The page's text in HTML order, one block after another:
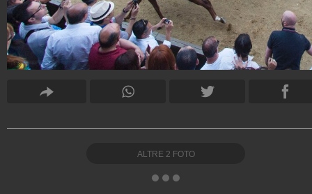
ALTRE 2 FOTO